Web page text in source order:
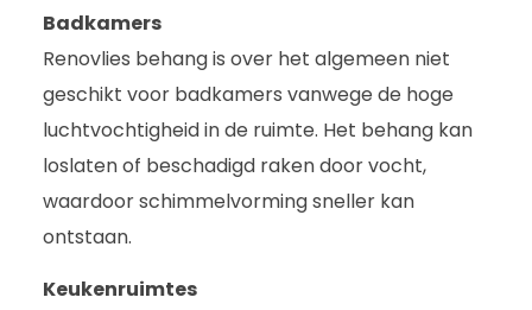
Badkamers
Renovlies behang is over het algemeen niet
geschikt voor badkamers vanwege de hoge
luchtvochtigheid in de ruimte. Het behang kan
loslaten of beschadigd raken door vocht,
waardoor schimmelvorming sneller kan
ontstaan.
Keukenruimtes